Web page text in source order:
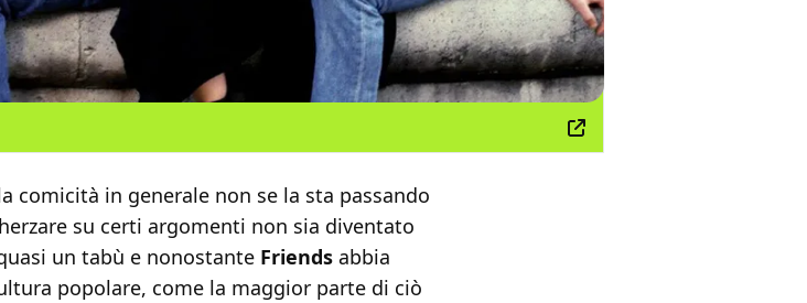
comicità in generale non se la sta passando
su certi argomenti non sia diventato
un tabù e nonostante Friends abbia
popolare, come la maggior parte di ciò